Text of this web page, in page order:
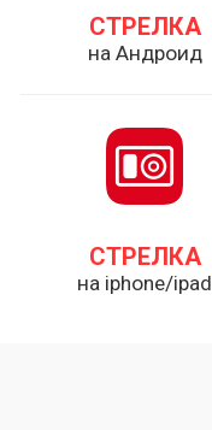
СТРЕЛКА
на Андроид
СТРЕЛКА
на iphone/ipad